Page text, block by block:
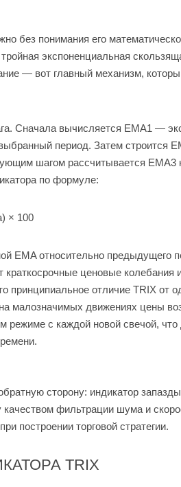
без понимания его
экспоненциальная
— вот главный механизм,
Сначала вычисляется EMA1 —
период. Затем строится
шагом рассчитывается EMA3
по формуле:
× 100
EMA относительно предыдущего
краткосрочные ценовые
принципиальное отличие TRIX от
малозначимых движениях цены
режиме с каждой новой свечой,
сторону: индикатор
фильтрации шума и
построении торговой стратегии.
TRIX